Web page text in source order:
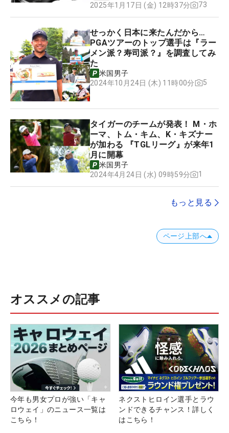
2025年1月17日 (金) 12時37分
73
せっかく日本に来たんだから…
PGAツアーのトップ選手は『ラー
メン派？寿司派？』を調査してみ
た
米国男子
2024年10月24日 (木) 11時00分
5
タイガーのチームが発表！ M・ホ
ーマ、トム・キム、K・キズナー
が加わる 『TGLリーグ』が来年1
月に開幕
米国男子
2024年4月24日 (水) 09時59分
1
もっと見る
ページ上部へ
オススメの記事
今年も男女プロが強い「キャ
ロウェイ」のニュース一覧は
こちら！
ネクストヒロイン選手とラウ
ンドできるチャンス！詳しく
はこちら！